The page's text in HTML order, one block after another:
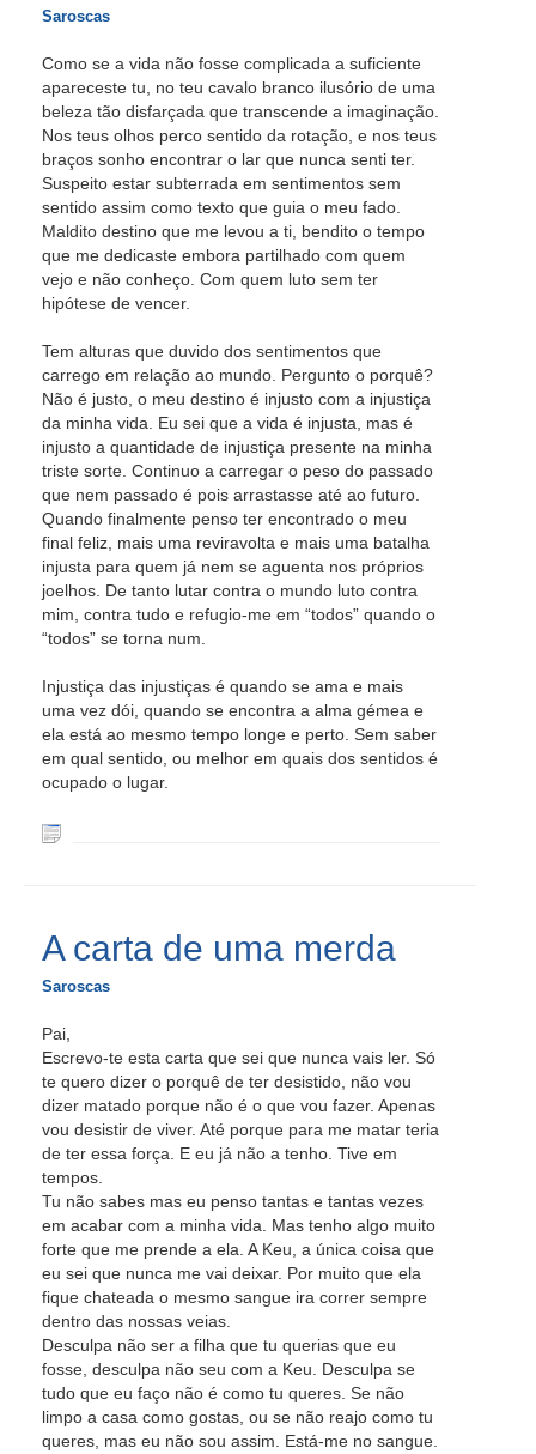
Saroscas
Como se a vida não fosse complicada a suficiente
apareceste tu, no teu cavalo branco ilusório de uma
beleza tão disfarçada que transcende a imaginação.
Nos teus olhos perco sentido da rotação, e nos teus
braços sonho encontrar o lar que nunca senti ter.
Suspeito estar subterrada em sentimentos sem
sentido assim como texto que guia o meu fado.
Maldito destino que me levou a ti, bendito o tempo
que me dedicaste embora partilhado com quem
vejo e não conheço. Com quem luto sem ter
hipótese de vencer.
Tem alturas que duvido dos sentimentos que
carrego em relação ao mundo. Pergunto o porquê?
Não é justo, o meu destino é injusto com a injustiça
da minha vida. Eu sei que a vida é injusta, mas é
injusto a quantidade de injustiça presente na minha
triste sorte. Continuo a carregar o peso do passado
que nem passado é pois arrastasse até ao futuro.
Quando finalmente penso ter encontrado o meu
final feliz, mais uma reviravolta e mais uma batalha
injusta para quem já nem se aguenta nos próprios
joelhos. De tanto lutar contra o mundo luto contra
mim, contra tudo e refugio-me em “todos” quando o
“todos” se torna num.
Injustiça das injustiças é quando se ama e mais
uma vez dói, quando se encontra a alma gémea e
ela está ao mesmo tempo longe e perto. Sem saber
em qual sentido, ou melhor em quais dos sentidos é
ocupado o lugar.
A carta de uma merda
Saroscas
Pai,
Escrevo-te esta carta que sei que nunca vais ler. Só
te quero dizer o porquê de ter desistido, não vou
dizer matado porque não é o que vou fazer. Apenas
vou desistir de viver. Até porque para me matar teria
de ter essa força. E eu já não a tenho. Tive em
tempos.
Tu não sabes mas eu penso tantas e tantas vezes
em acabar com a minha vida. Mas tenho algo muito
forte que me prende a ela. A Keu, a única coisa que
eu sei que nunca me vai deixar. Por muito que ela
fique chateada o mesmo sangue ira correr sempre
dentro das nossas veias.
Desculpa não ser a filha que tu querias que eu
fosse, desculpa não seu com a Keu. Desculpa se
tudo que eu faço não é como tu queres. Se não
limpo a casa como gostas, ou se não reajo como tu
queres, mas eu não sou assim. Está-me no sangue.